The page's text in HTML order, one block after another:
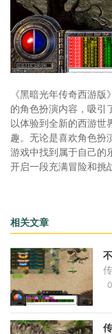
《黑暗光年传奇西游
的角色扮演内容，吸引
以体验到全新的西游世
趣。无论是喜欢角色扮
游戏中找到属于自己的
开启一段充满冒险和挑
相关文章